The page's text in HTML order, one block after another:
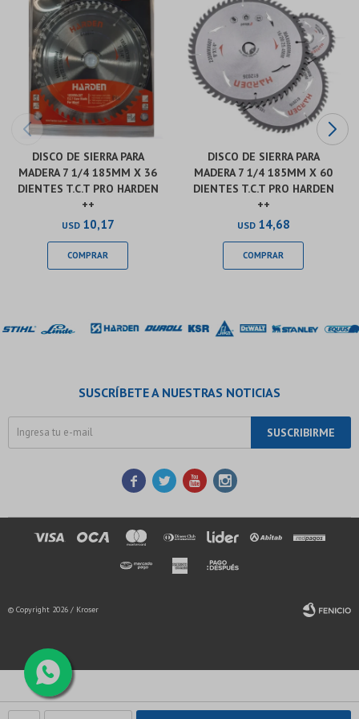
DISCO DE SIERRA PARA
MADERA 7 1/4 185MM X 36
DIENTES T.C.T PRO HARDEN
++
USD 10,17
DISCO DE SIERRA PARA
MADERA 7 1/4 185MM X 60
DIENTES T.C.T PRO HARDEN
++
USD 14,68
SUSCRÍBETE A NUESTRAS NOTICIAS
SUSCRIBIRME
   
© Copyright 2026 / Kroser